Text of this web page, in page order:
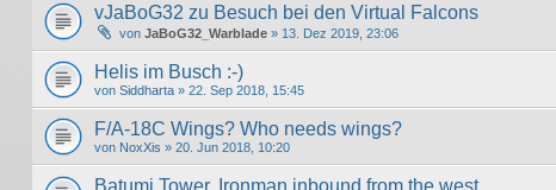
vJaBoG32 zu Besuch bei den Virtual Falcons
von JaBoG32_Warblade » 13. Dez 2019, 23:06
Helis im Busch :-)
von Siddharta » 22. Sep 2018, 15:45
F/A-18C Wings? Who needs wings?
von NoxXis » 20. Jun 2018, 10:20
Batumi Tower, Ironman inbound from the west